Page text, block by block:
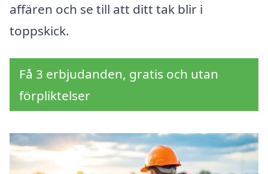
affären och se till att ditt tak blir i
toppskick.
Få 3 erbjudanden, gratis och utan
förpliktelser